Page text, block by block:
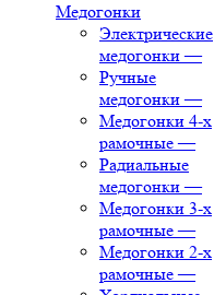
Медогонки
Электрические
медогонки —
Ручные
медогонки —
Медогонки 4-х
рамочные —
Радиальные
медогонки —
Медогонки 3-х
рамочные —
Медогонки 2-х
рамочные —